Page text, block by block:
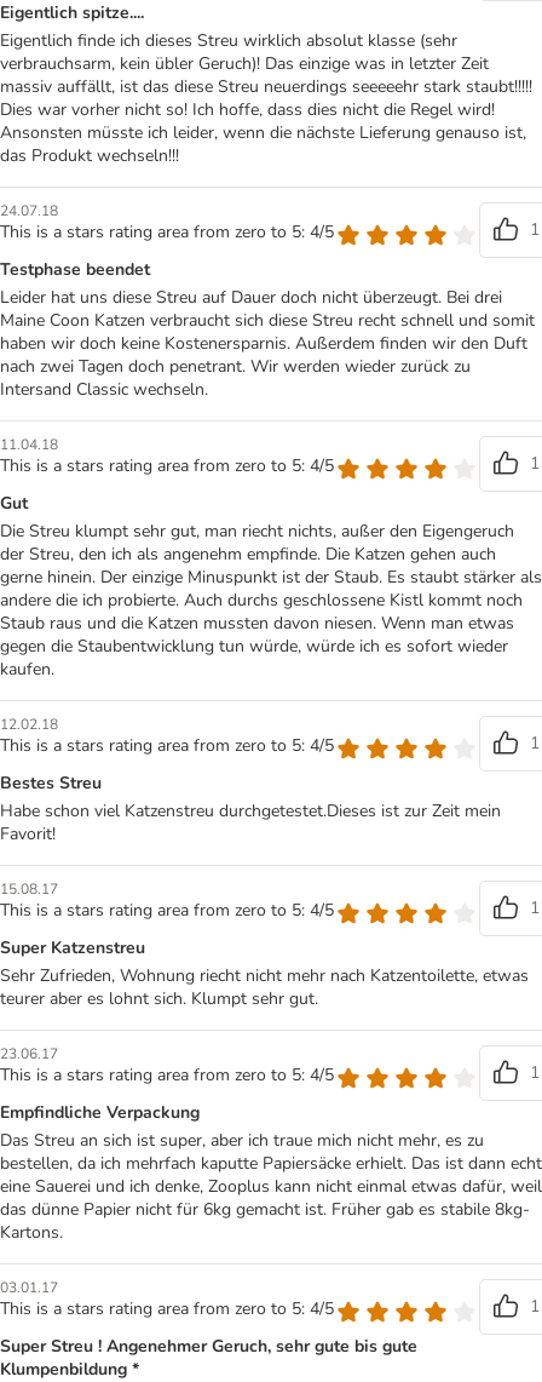
Eigentlich spitze....
Eigentlich finde ich dieses Streu wirklich absolut klasse (sehr
verbrauchsarm, kein übler Geruch)! Das einzige was in letzter Zeit
massiv auffällt, ist das diese Streu neuerdings seeeeehr stark staubt!!!!!
Dies war vorher nicht so! Ich hoffe, dass dies nicht die Regel wird!
Ansonsten müsste ich leider, wenn die nächste Lieferung genauso ist,
das Produkt wechseln!!!
24.07.18
This is a stars rating area from zero to 5: 4/5
1
Testphase beendet
Leider hat uns diese Streu auf Dauer doch nicht überzeugt. Bei drei
Maine Coon Katzen verbraucht sich diese Streu recht schnell und somit
haben wir doch keine Kostenersparnis. Außerdem finden wir den Duft
nach zwei Tagen doch penetrant. Wir werden wieder zurück zu
Intersand Classic wechseln.
11.04.18
This is a stars rating area from zero to 5: 4/5
1
Gut
Die Streu klumpt sehr gut, man riecht nichts, außer den Eigengeruch
der Streu, den ich als angenehm empfinde. Die Katzen gehen auch
gerne hinein. Der einzige Minuspunkt ist der Staub. Es staubt stärker als
andere die ich probierte. Auch durchs geschlossene Kistl kommt noch
Staub raus und die Katzen mussten davon niesen. Wenn man etwas
gegen die Staubentwicklung tun würde, würde ich es sofort wieder
kaufen.
12.02.18
This is a stars rating area from zero to 5: 4/5
1
Bestes Streu
Habe schon viel Katzenstreu durchgetestet.Dieses ist zur Zeit mein
Favorit!
15.08.17
This is a stars rating area from zero to 5: 4/5
1
Super Katzenstreu
Sehr Zufrieden, Wohnung riecht nicht mehr nach Katzentoilette, etwas
teurer aber es lohnt sich. Klumpt sehr gut.
23.06.17
This is a stars rating area from zero to 5: 4/5
1
Empfindliche Verpackung
Das Streu an sich ist super, aber ich traue mich nicht mehr, es zu
bestellen, da ich mehrfach kaputte Papiersäcke erhielt. Das ist dann echt
eine Sauerei und ich denke, Zooplus kann nicht einmal etwas dafür, weil
das dünne Papier nicht für 6kg gemacht ist. Früher gab es stabile 8kg-
Kartons.
03.01.17
This is a stars rating area from zero to 5: 4/5
1
Super Streu ! Angenehmer Geruch, sehr gute bis gute
Klumpenbildung *